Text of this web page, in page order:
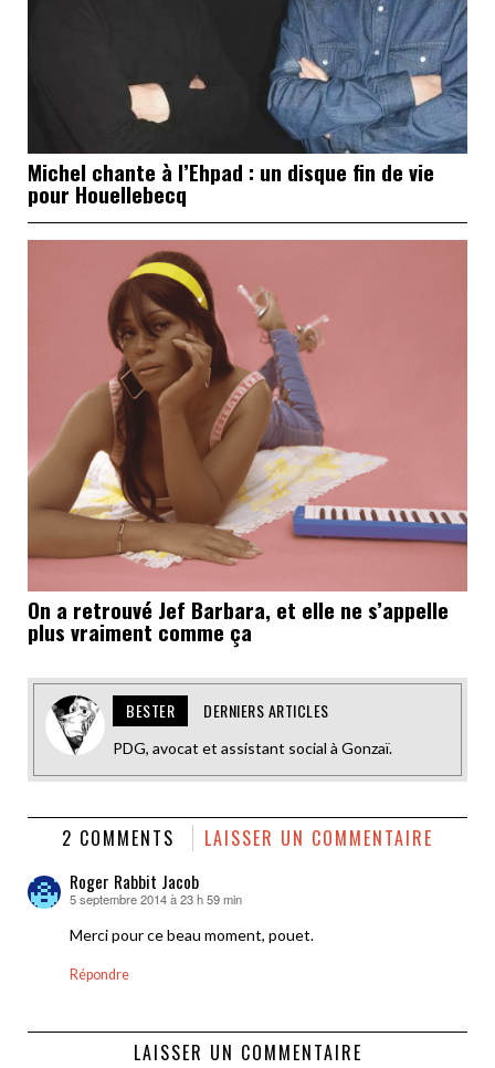
Michel chante à l’Ehpad : un disque fin de vie
pour Houellebecq
On a retrouvé Jef Barbara, et elle ne s’appelle
plus vraiment comme ça
BESTER DERNIERS ARTICLES
PDG, avocat et assistant social à Gonzaï.
2 COMMENTS LAISSER UN COMMENTAIRE
Roger Rabbit Jacob
dit :
5 septembre 2014 à 23 h 59 min
Merci pour ce beau moment, pouet.
Répondre
LAISSER UN COMMENTAIRE